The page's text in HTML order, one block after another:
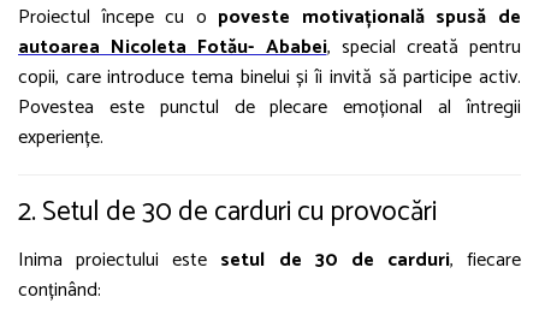
Proiectul începe cu o poveste motivațională spusă de
autoarea Nicoleta Fotău- Ababei, special creată pentru
copii, care introduce tema binelui și îi invită să participe activ.
Povestea este punctul de plecare emoțional al întregii
experiențe.
2. Setul de 30 de carduri cu provocări
Inima proiectului este setul de 30 de carduri, fiecare
conținând: